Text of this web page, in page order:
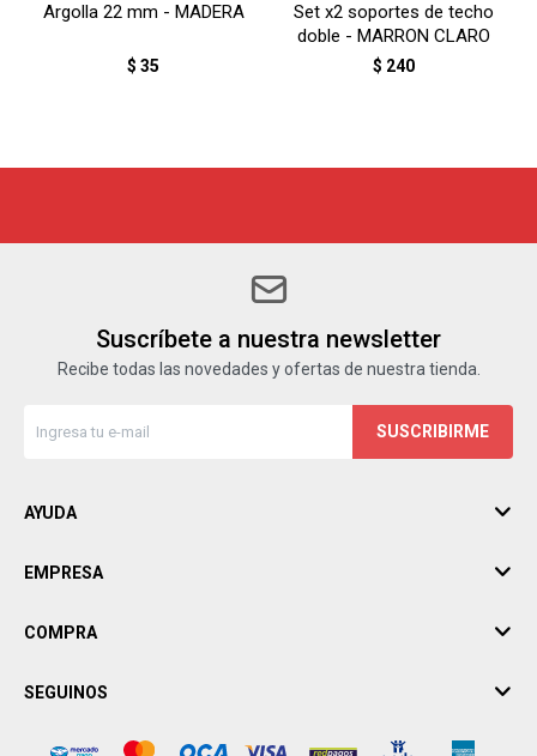
Argolla 22 mm - MADERA
$ 35
Set x2 soportes de techo
doble - MARRON CLARO
$ 240
Suscríbete a nuestra newsletter
Recibe todas las novedades y ofertas de nuestra tienda.
SUSCRIBIRME
AYUDA
EMPRESA
COMPRA
SEGUINOS